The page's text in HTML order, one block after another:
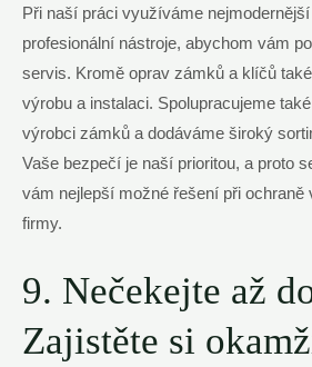
Při naší práci využíváme
profesionální nástroje, abychom vám
servis. ⁣Kromě oprav zámků a​ klíčů
výrobu ‌a instalaci. Spolupracujeme⁤
výrobci zámků​ a ‍dodáváme široký
‍Vaše bezpečí je naší ‌prioritou,​ a proto⁤
vám nejlepší možné řešení při ochraně
firmy.
9. Nečekejte až
Zajistěte si